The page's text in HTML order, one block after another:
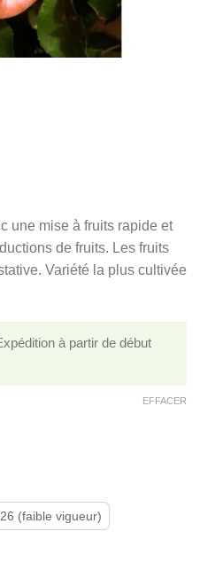
une mise à fruits rapide et
de fruits. Les fruits
Variété la plus cultivée
à partir de début
(faible vigueur)
EFFACER